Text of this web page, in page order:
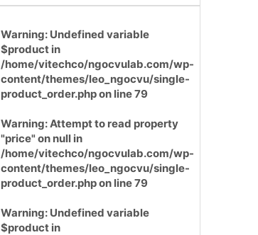
Warning: Undefined variable
$product in
/home/vitechco/ngocvulab.com/wp-
content/themes/leo_ngocvu/single-
product_order.phpon line79
Warning: Attempt to read property
"price" on null in
/home/vitechco/ngocvulab.com/wp-
content/themes/leo_ngocvu/single-
product_order.phpon line79
Warning: Undefined variable
$product in